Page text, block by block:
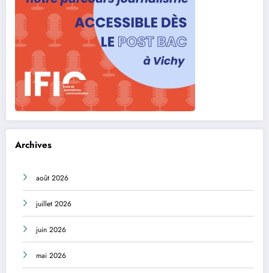
Archives
août 2026
juillet 2026
juin 2026
mai 2026